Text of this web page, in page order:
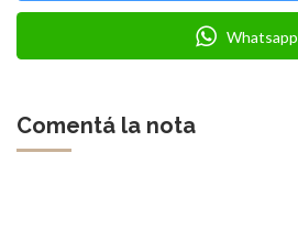
Whatsapp
Comentá la nota